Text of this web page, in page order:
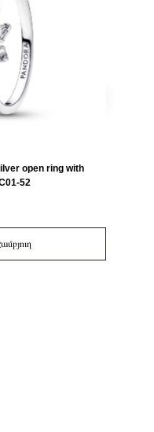
open ring with
52